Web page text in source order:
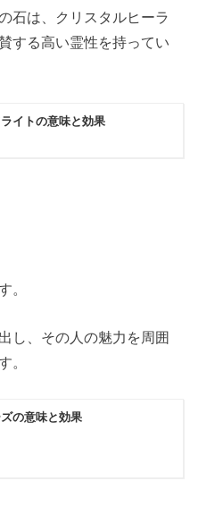
石は、クリスタルヒーラ
する高い霊性を持ってい
イトの意味と効果
。
し、その人の魅力を周囲
。
ズの意味と効果